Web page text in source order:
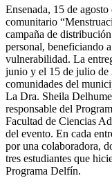
Ensenada, 15 de
comunitario
campaña de
personal, beneficiando
vulnerabilidad. La
junio y el 15 de julio de
comunidades del
La Dra. Sheila
responsable del
Facultad de Ciencias
del evento. En cada
por una colaboradora,
tres estudiantes que
Programa Delfín.